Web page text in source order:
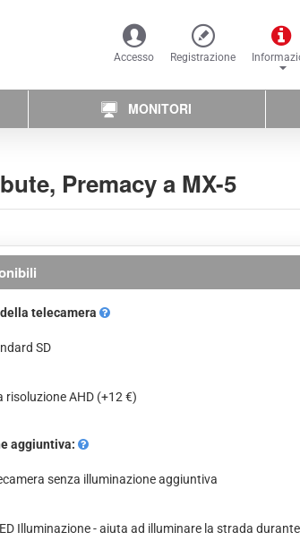
Accesso Registrazione
MONITORI
Premacy a MX-5
telecamera
SD
risoluzione AHD (+12 €)
aggiuntiva:
senza illuminazione aggiuntiva
Illuminazione - aiuta ad illuminare la strada